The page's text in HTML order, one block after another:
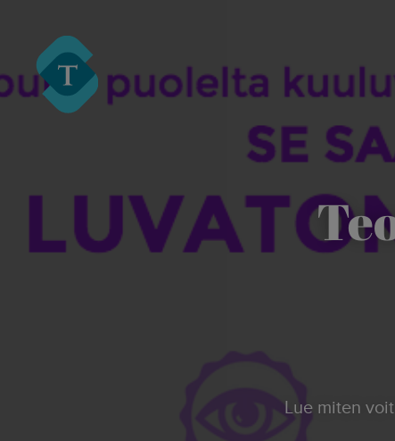
Turre Legal
Lue miten voit välttää teostokorvausten maksun katusoitosta. Onko Teosto mafia,